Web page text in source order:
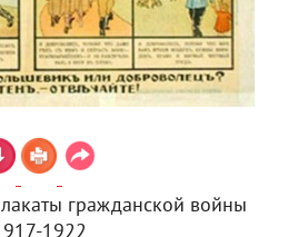
гражданской войны